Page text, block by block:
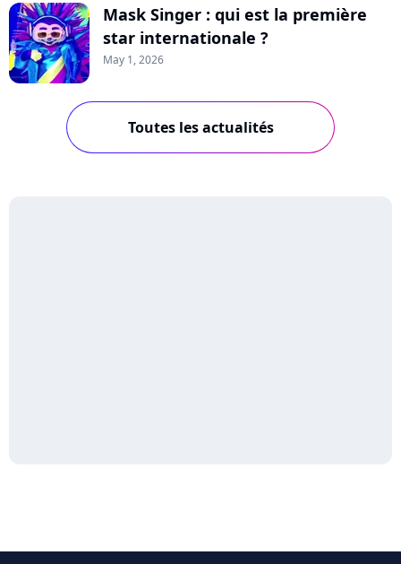
Mask Singer : qui est la première
star internationale ?
May 1, 2026
Toutes les actualités